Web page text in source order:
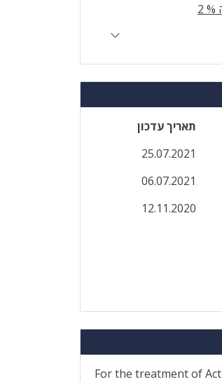
2
תאריך עדכון
25.07.2021
06.07.2021
12.11.2020
For the treatment of